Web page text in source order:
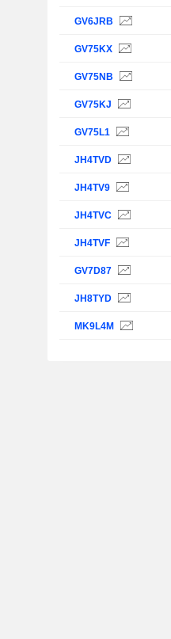
GV6JRB
GV75KX
GV75NB
GV75KJ
GV75L1
JH4TVD
JH4TV9
JH4TVC
JH4TVF
GV7D87
JH8TYD
MK9L4M